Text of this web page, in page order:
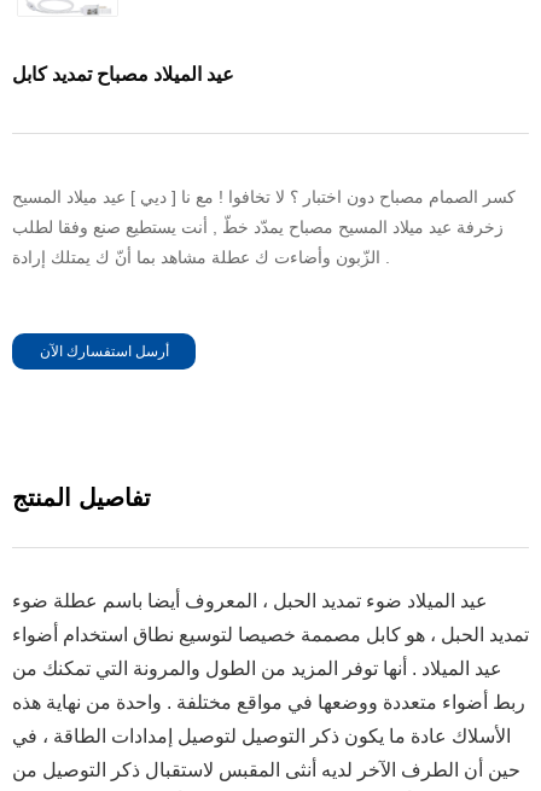
عيد الميلاد مصباح تمديد كابل
كسر الصمام مصباح دون اختبار ؟ لا تخافوا ! مع نا [ ديي ] عيد ميلاد المسيح
زخرفة عيد ميلاد المسيح مصباح يمدّد خطّ , أنت يستطيع صنع وفقا لطلب
أرسل استفسارك الآن
تفاصيل المنتج
عيد الميلاد ضوء تمديد الحبل ، المعروف أيضا باسم عطلة ضوء
تمديد الحبل ، هو كابل مصممة خصيصا لتوسيع نطاق استخدام أضواء
عيد الميلاد . أنها توفر المزيد من الطول والمرونة التي تمكنك من
ربط أضواء متعددة ووضعها في مواقع مختلفة . واحدة من نهاية هذه
الأسلاك عادة ما يكون ذكر التوصيل لتوصيل إمدادات الطاقة ، في
حين أن الطرف الآخر لديه أنثى المقبس لاستقبال ذكر التوصيل من